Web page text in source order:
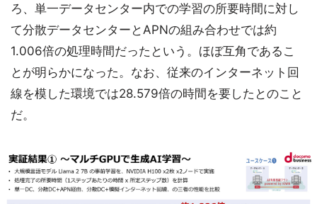
ろ、単一データセンター内での学習の所要時間に対し
て分散データセンターとAPNの組み合わせでは約
1.006倍の処理時間だったという。ほぼ互角であるこ
とが明らかになった。なお、従来のインターネット回
線を模した環境では28.579倍の時間を要したとのこと
だ。